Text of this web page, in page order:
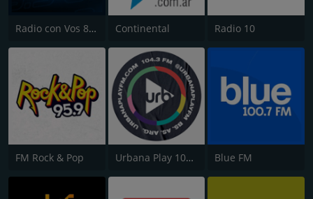
Radio con Vos 89.9 FM Continental Radio 10
FM Rock & Pop Urbana Play 104.3 FM Blue FM